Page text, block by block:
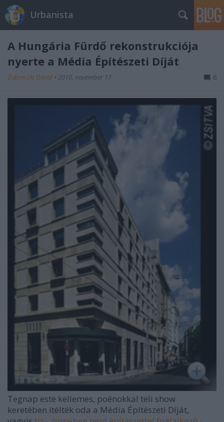
Urbanista
A Hungária Fürdő rekonstrukciója
nyerte a Média Építészeti Díját
Zubreczki Dávid • 2010. november 17. 6
Tegnap este kellemes, poénokkal teli show
keretében ítélték oda a Média Építészeti Díját,